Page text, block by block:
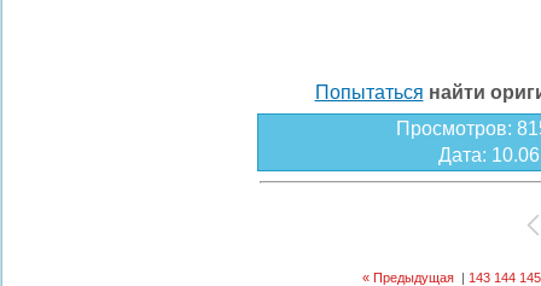
Попытаться найти
Просмотров:
Дата:
« Предыдущая | 143 144 145